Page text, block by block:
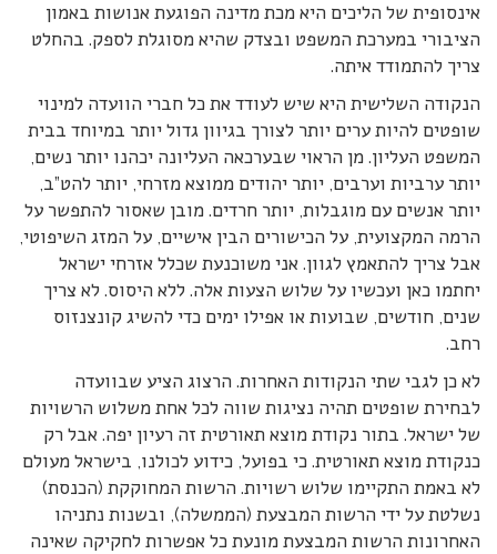
אינסופית של הליכים היא מכת מדינה הפוגעת אנושות באמון
הציבורי במערכת המשפט ובצדק שהיא מסוגלת לספק. בהחלט
צריך להתמודד איתה.
הנקודה השלישית היא שיש לעודד את כל חברי הוועדה למינוי
שופטים להיות ערים יותר לצורך בגיוון גדול יותר במיוחד בבית
המשפט העליון. מן הראוי שבערכאה העליונה יכהנו יותר נשים,
יותר ערביות וערבים, יותר יהודים ממוצא מזרחי, יותר להט”ב,
יותר אנשים עם מוגבלות, יותר חרדים. מובן שאסור להתפשר על
הרמה המקצועית, על הכישורים הבין אישיים, על המזג השיפוטי,
אבל צריך להתאמץ לגוון. אני משוכנעת שכלל אזרחי ישראל
יחתמו כאן ועכשיו על שלוש הצעות אלה. ללא היסוס. לא צריך
שנים, חודשים, שבועות או אפילו ימים כדי להשיג קונצנזוס
רחב.
לא כן לגבי שתי הנקודות האחרות. הרצוג הציע שבוועדה
לבחירת שופטים תהיה נציגות שווה לכל אחת משלוש הרשויות
של ישראל. בתור נקודת מוצא תאורטית זה רעיון יפה. אבל רק
כנקודת מוצא תאורטית. כי בפועל, כידוע לכולנו, בישראל מעולם
לא באמת התקיימו שלוש רשויות. הרשות המחוקקת (הכנסת)
נשלטת על ידי הרשות המבצעת (הממשלה), ובשנות נתניהו
האחרונות הרשות המבצעת מונעת כל אפשרות לחקיקה שאינה